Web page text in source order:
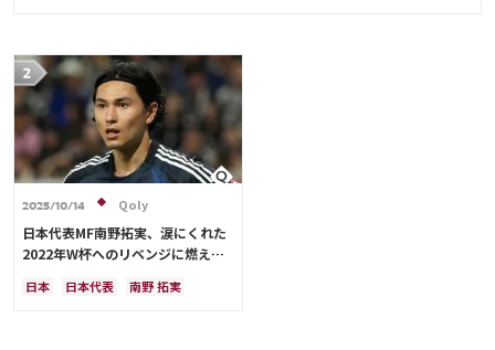
2025/10/14 Qoly
日本代表MF南野拓実、涙にくれた
2022年W杯へのリベンジに燃える
ー人生をかけた戦い」
日本 日本代表
南野 拓実